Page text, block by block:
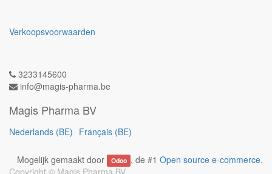
Verkoopsvoorwaarden
3233145600
info@magis-pharma.be
Magis Pharma BV
Nederlands (BE) Français (BE)
Mogelijk gemaakt door Odoo , de #1 Open source e-commerce.
Copyright © Magis Pharma BV